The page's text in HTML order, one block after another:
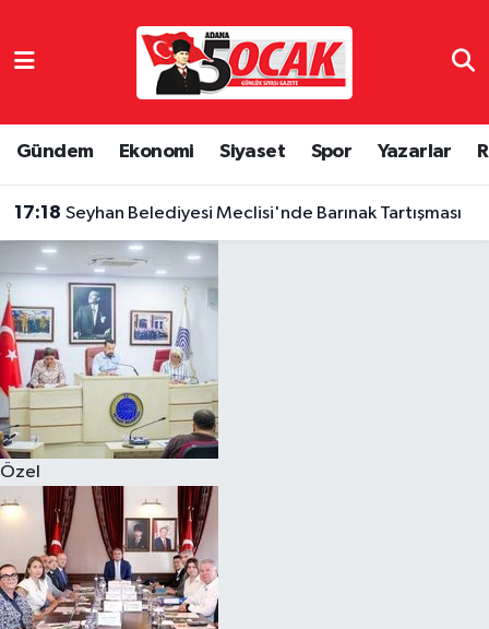
Gündem Ekonomi Siyaset Spor Yazarlar
17:18 Seyhan Belediyesi Meclisi'nde Barınak Tartışması
Özel
Eğitim
Ekonomi
Gündem
Magazin
Özel
Hava Durumu
Tüm Manşetler
Son Dakika Haberleri
Haber Arşivi